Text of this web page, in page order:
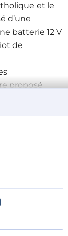
et le
d’une
batterie 12 V
de
proposé
aux
notamment
offrir une
heures.